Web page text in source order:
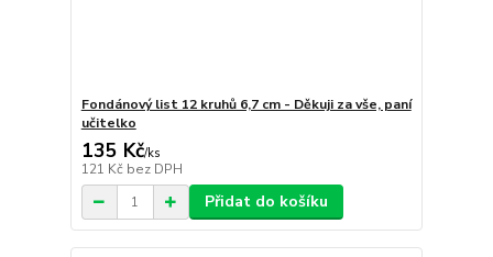
Fondánový list 12 kruhů 6,7 cm - Děkuji za vše, paní
učitelko
135 Kč/ks
121 Kč bez DPH
Přidat do košíku